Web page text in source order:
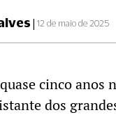
| 12 de maio de 2025
cinco anos
dos